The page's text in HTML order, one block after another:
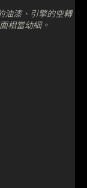
油漆、引擎的空轉
相當幼細。